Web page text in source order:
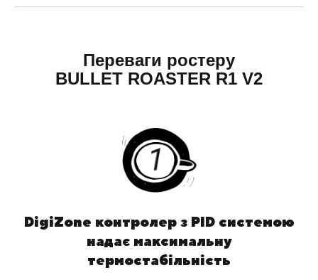
Переваги ростеру
BULLET ROASTER R1 V2
DigiZone контролер з PID системою
надає максимальну
термостабільність